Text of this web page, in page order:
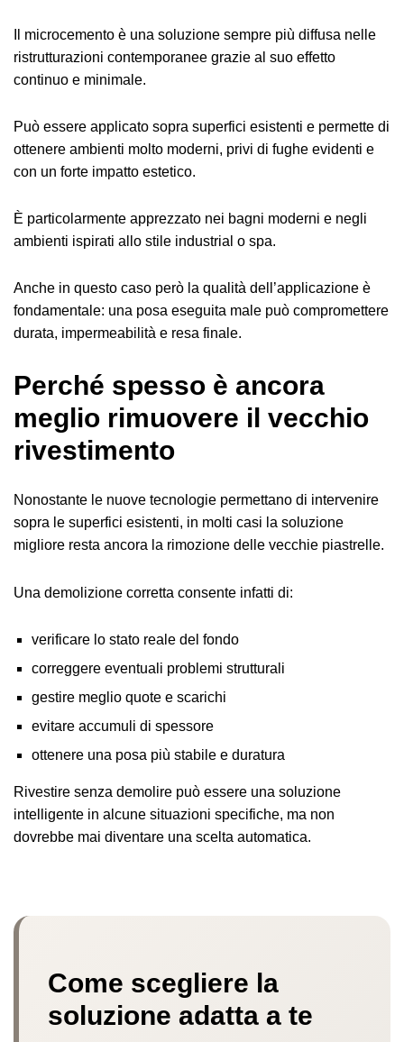
Il microcemento è una soluzione sempre più diffusa nelle
ristrutturazioni contemporanee grazie al suo effetto
continuo e minimale.
Può essere applicato sopra superfici esistenti e permette di
ottenere ambienti molto moderni, privi di fughe evidenti e
con un forte impatto estetico.
È particolarmente apprezzato nei bagni moderni e negli
ambienti ispirati allo stile industrial o spa.
Anche in questo caso però la qualità dell’applicazione è
fondamentale: una posa eseguita male può compromettere
durata, impermeabilità e resa finale.
Perché spesso è ancora
meglio rimuovere il vecchio
rivestimento
Nonostante le nuove tecnologie permettano di intervenire
sopra le superfici esistenti, in molti casi la soluzione
migliore resta ancora la rimozione delle vecchie piastrelle.
Una demolizione corretta consente infatti di:
verificare lo stato reale del fondo
correggere eventuali problemi strutturali
gestire meglio quote e scarichi
evitare accumuli di spessore
ottenere una posa più stabile e duratura
Rivestire senza demolire può essere una soluzione
intelligente in alcune situazioni specifiche, ma non
dovrebbe mai diventare una scelta automatica.
Come scegliere la
soluzione adatta a te